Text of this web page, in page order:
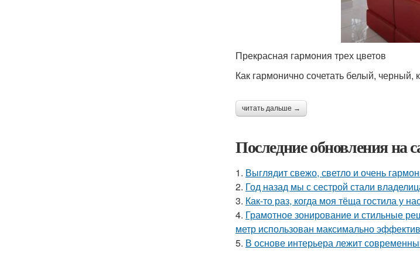
Прекрасная гармония трех цветов
Как гармонично сочетать белый,
читать дальше →
Последние обновления на
1. Выглядит свежо, светло и очень
2. Год назад мы с сестрой стали
3. Как-то раз, когда моя тёща гостила у
4. Грамотное зонирование и стильные
метр использован максимально
5. В основе интерьера лежит